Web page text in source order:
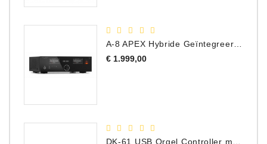
A-8 APEX Hybride Geïntegreerde Versterker
€ 1.999,00Prijs